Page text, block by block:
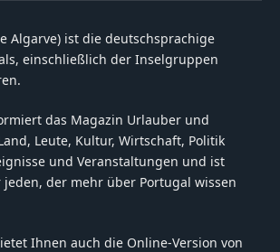
Algarve) ist die deutschsprachige
einschließlich der Inselgruppen
das Magazin Urlauber und
Leute, Kultur, Wirtschaft, Politik
und Veranstaltungen und ist
der mehr über Portugal wissen
Ihnen auch die Online-Version von